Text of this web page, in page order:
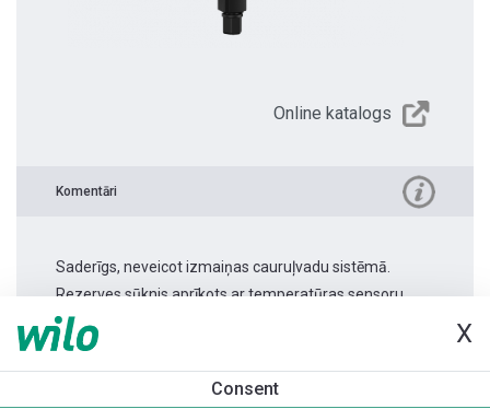
X
Consent
Online katalogs
Komentāri
Saderīgs, neveicot izmaiņas cauruļvadu sistēmā.
Rezerves sūknis aprīkots ar temperatūras sensoru.
Produkta informācija
Stratos MAXO 80/0,5-16 PN6